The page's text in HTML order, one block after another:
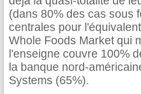
(dans 80% des cas sous
centrales pour
Whole Foods Market qui
l'enseigne couvre 100%
la banque nord-
Systems (65%).